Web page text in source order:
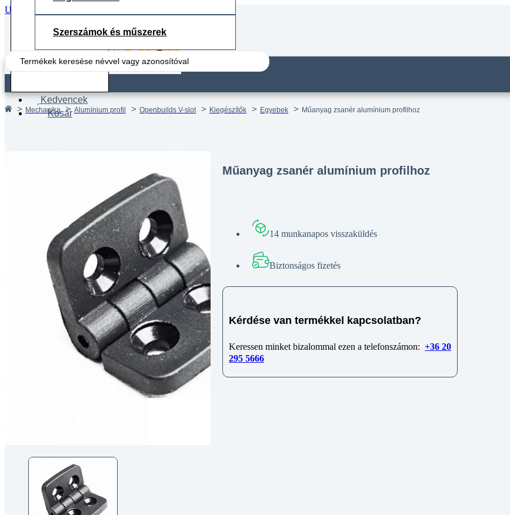
Ugrás a fő tartalomhoz
Search
...
Kedvencek
Kosár
Szerszámok és műszerek
Mechanika Alumínium profil Openbuilds V-slot Kiegészítők Egyebek Műanyag zsanér alumínium profilhoz
Műanyag zsanér alumínium profilhoz
14 munkanapos visszaküldés
Biztonságos fizetés
Kérdése van termékkel kapcsolatban?
Keressen minket bizalommal ezen a telefonszámon: +36 20
295 5666